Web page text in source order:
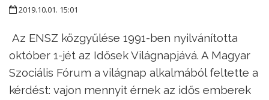
2019.10.01. 15:01
Az ENSZ közgyűlése 1991-ben nyilvánította
október 1-jét az Idősek Világnapjává. A Magyar
Szociális Fórum a világnap alkalmából feltette a
kérdést: vajon mennyit érnek az idős emberek